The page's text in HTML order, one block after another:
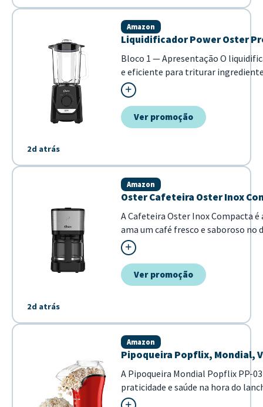
2d atrás
Liquidificador Power Oster
Amazon
Bloco 1 — Apresentação O
e eficiente para triturar
pela capacidade de 2,2 litros e
como sucos, cremes e batidas. Ide...
Ver promoção
2d atrás
Oster Cafeteira Oster Inox
Amazon
A Cafeteira Oster Inox Compacta
ama um café fresco e saboroso no
0,75L, ela é ideal para preparar a
ou para pequenas reuniões. Seu
com q...Ver promoção
Pipoqueira Popflix, Mondial,
Amazon
A Pipoqueira Mondial Popflix PP-
praticidade e saúde na hora do
vermelha, este eletroportátil